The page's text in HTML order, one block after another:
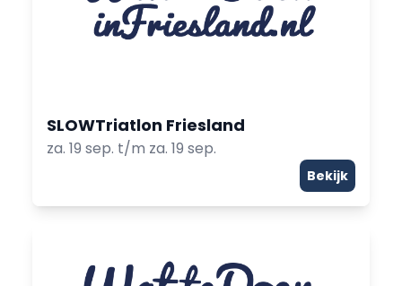
SLOWTriatlon Friesland
za. 19 sep. t/m za. 19 sep.
Bekijk